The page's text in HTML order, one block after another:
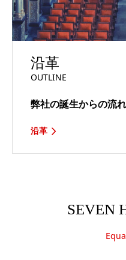
沿革
OUTLINE
弊社の誕生からの流れ
沿革
SEVEN